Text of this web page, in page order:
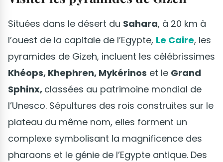
Situées dans le désert du Sahara, à 20 km à
l’ouest de la capitale de l’Egypte, Le Caire, les
pyramides de Gizeh, incluent les célébrissimes
Khéops, Khephren, Mykérinos et le Grand
Sphinx, classées au patrimoine mondial de
l’Unesco. Sépultures des rois construites sur le
plateau du même nom, elles forment un
complexe symbolisant la magnificence des
pharaons et le génie de l’Egypte antique. Des